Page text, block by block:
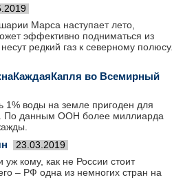
Марса наступает лето,
эффективно подниматься из
редкий газ к северному полюсу.
во Всемирный
1% воды на земле пригоден для
По данным ООН более миллиарда
23.03.2019
кому, как не России стоит
– РФ одна из немногих стран на